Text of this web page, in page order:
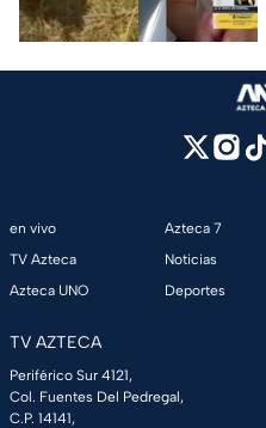
en vivo
TV Azteca
Azteca UNO
Azteca 7
Noticias
Deportes
TV AZTECA
Periférico Sur 4121,
Col. Fuentes Del Pedregal,
C.P. 14141,